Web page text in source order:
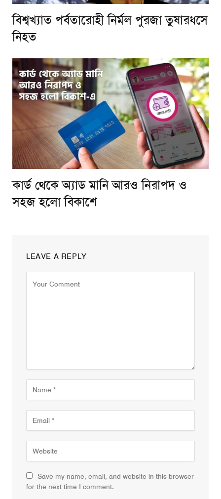
বিশ্বখ্যাত পর্বতারোহী নির্মল পুরজা তুষারধসে
নিহত
কার্ড থেকে অ্যাড মানি আরও নিরাপদ ও
সহজ হলো বিকাশে
LEAVE A REPLY
Save my name, email, and website in this browser
for the next time I comment.